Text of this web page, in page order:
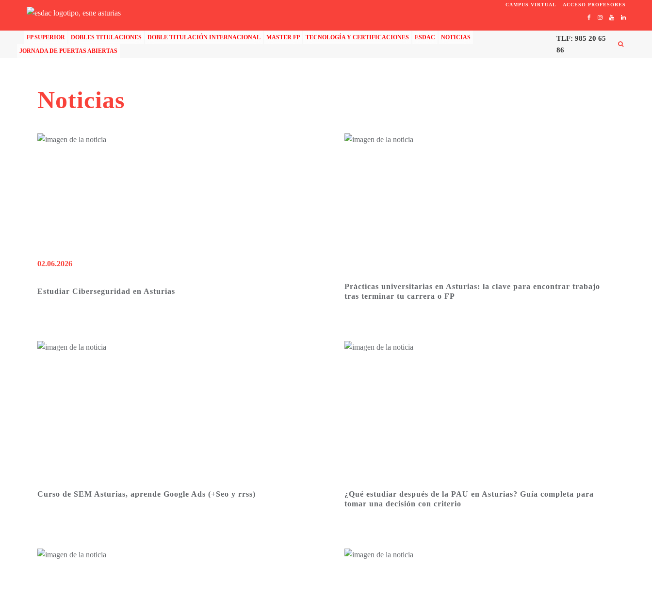
CAMPUS VIRTUAL ACCESO PROFESORES
FP SUPERIOR DOBLES TITULACIONES DOBLE TITULACIÓN INTERNACIONAL MASTER FP TECNOLOGÍA Y CERTIFICACIONES ESDAC
NOTICIAS
JORNADA DE PUERTAS ABIERTAS
TLF: 985 20 65
86
Noticias
02.06.2026
Estudiar Ciberseguridad en Asturias
Prácticas universitarias en Asturias: la clave para encontrar trabajo
tras terminar tu carrera o FP
Curso de SEM Asturias, aprende Google Ads (+Seo y rrss)
¿Qué estudiar después de la PAU en Asturias? Guía completa para
tomar una decisión con criterio